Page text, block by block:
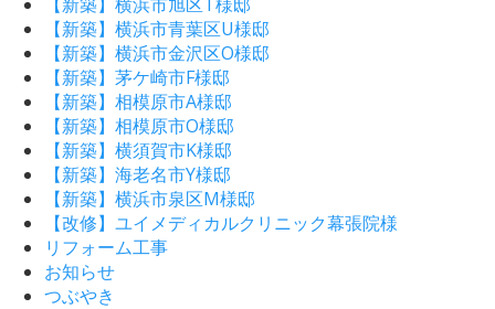
【新築】横浜市青葉区U様邸
【新築】横浜市金沢区O様邸
【新築】茅ケ崎市F様邸
【新築】相模原市A様邸
【新築】相模原市O様邸
【新築】横須賀市K様邸
【新築】海老名市Y様邸
【新築】横浜市泉区M様邸
【改修】ユイメディカルクリニック幕張院様
リフォーム工事
お知らせ
つぶやき